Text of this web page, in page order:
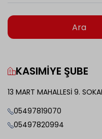
Ara
KASIMİYE ŞUBE
13 MART MAHALLESİ 9.
05497819070
05497820994